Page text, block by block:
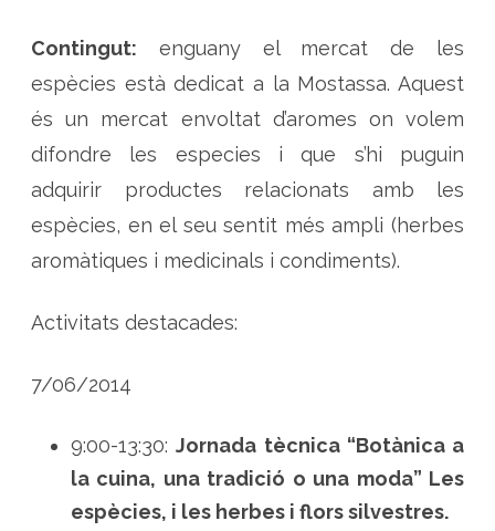
s
è
c
e
a
r
g
e
n
Contingut: enguany el mercat de les
espècies està dedicat a la Mostassa. Aquest
és un mercat envoltat d’aromes on volem
difondre les especies i que s’hi puguin
adquirir productes relacionats amb les
espècies, en el seu sentit més ampli (herbes
aromàtiques i medicinals i condiments).
Activitats destacades:
7/06/2014
9:00-13:30:Jornada tècnica “Botànica a
la cuina, una tradició o una moda” Les
espècies, i les herbes i flors silvestres.